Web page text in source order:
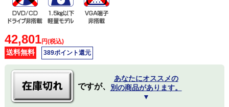
42,801円(税込)
送料無料 389ポイント還元
ですが、
あなたにオススメの
別の商品があります。
▼